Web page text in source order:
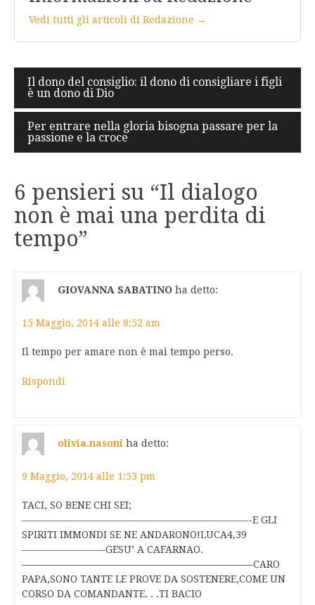
Vedi tutti gli articoli di Redazione →
Navigazione
articoli
Il dono del consiglio: il dono di consigliare i figli
è un dono di Dio
Per entrare nella gloria bisogna passare per la
passione e la croce
6 pensieri su “Il dialogo
non è mai una perdita di
tempo”
GIOVANNA SABATINO ha detto:
15 Maggio, 2014 alle 8:52 am
Il tempo per amare non è mai tempo perso.
Rispondi
olivia.nasoni ha detto:
9 Maggio, 2014 alle 1:53 pm
TACI, SO BENE CHI SEI;
———————————————————————-E GLI
SPIRITI IMMONDI SE NE ANDARONO!LUCA4,39
————————–GESU’ A CAFARNAO.
———————————————————————–CARO
PAPA,SONO TANTE LE PROVE DA SOSTENERE,COME UN
CORSO DA COMANDANTE. . .TI BACIO